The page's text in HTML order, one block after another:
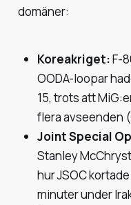
domäner:
Koreakriget:F-
OODA-loopar
15, trots att
flera avseenden
Joint Special
Stanley
hur JSOC
minuter under